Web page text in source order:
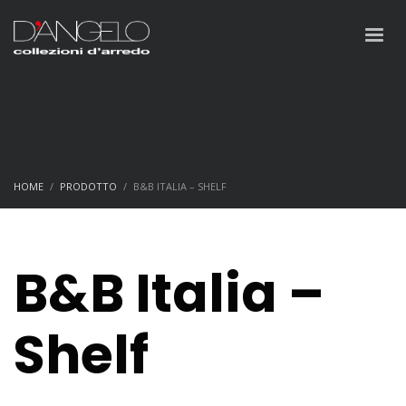
HOME PRODOTTO B&B ITALIA – SHELF
B&B Italia –
Shelf